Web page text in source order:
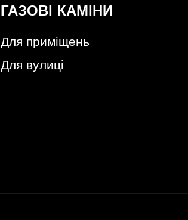
ГАЗОВІ КАМІНИ
Для приміщень
Для вулиці